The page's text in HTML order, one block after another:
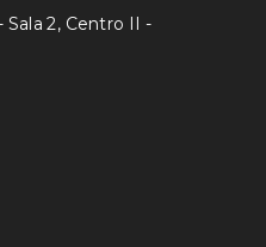
Sala 2, Centro II -